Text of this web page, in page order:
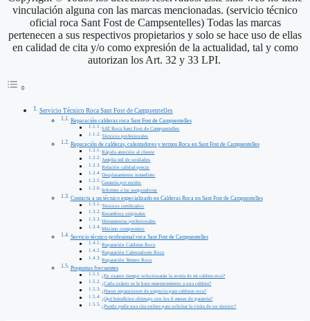
vinculación alguna con las marcas mencionadas. (servicio técnico
oficial roca Sant Fost de Campsentelles) Todas las marcas
pertenecen a sus respectivos propietarios y solo se hace uso de ellas
en calidad de cita y/o como expresión de la actualidad, tal y como
autorizan los Art. 32 y 33 LPI.
Servicio Técnico Roca Sant Fost de Campsentelles
Reparación calderas roca Sant Fost de Campsentelles
SAT Roca Sant Fost de Campsentelles
Técnicos profesionales
Reparación de calderas, calentadores y termos Roca en Sant Fost de Campsentelles
Rápida atención al cliente
Amplia red de unidades
Relación calidad-precio
Desplazamiento inmediato
Garantía por escrito
Informes a las aseguradoras
Contacta a un técnico especializado en Calderas Roca en Sant Fost de Campsentelles
Técnicos certificados
Recambios originales
Herramientas profesionales
Máximo compromiso
Servicio técnico profesional roca Sant Fost de Campsentelles
Reparación Calderas Roca
Reparación Calentadores Roca
Reparación Termos Roca
Preguntas frecuentes
¿En cuanto tiempo solucionarán la avería de mi caldera roca?
¿Cada cuánto se le hace mantenimiento a una caldera?
¿Hacen reparaciones de urgencia para calderas roca?
¿Qué beneficios obtengo con los 6 meses de garantía?
¿Puedo pedir una cita online para solicitar la visita de un técnico?